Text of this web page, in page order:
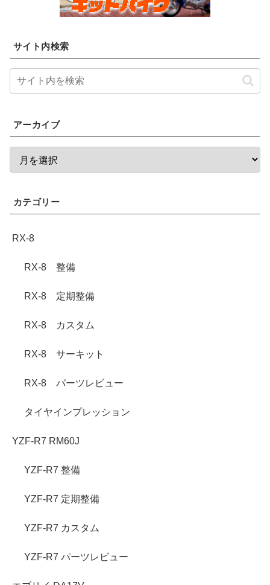
サイト内検索
アーカイブ
カテゴリー
RX-8
RX-8 整備
RX-8 定期整備
RX-8 カスタム
RX-8 サーキット
RX-8 パーツレビュー
タイヤインプレッション
YZF-R7 RM60J
YZF-R7 整備
YZF-R7 定期整備
YZF-R7 カスタム
YZF-R7 パーツレビュー